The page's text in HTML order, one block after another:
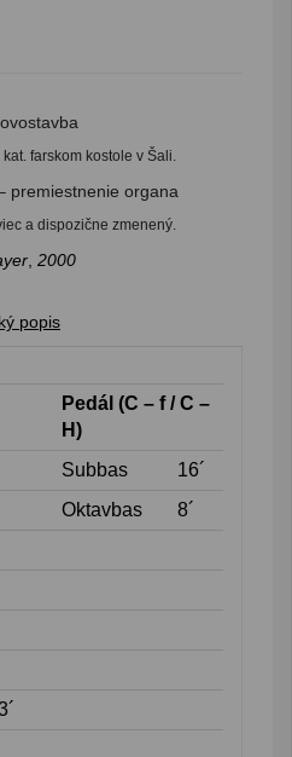
farskom kostole v Šali.
premiestnenie organa
a dispozične zmenený.
2000
popis
Pedál (C – f / C –
H)
Subbas
16´
Oktavbas
8´